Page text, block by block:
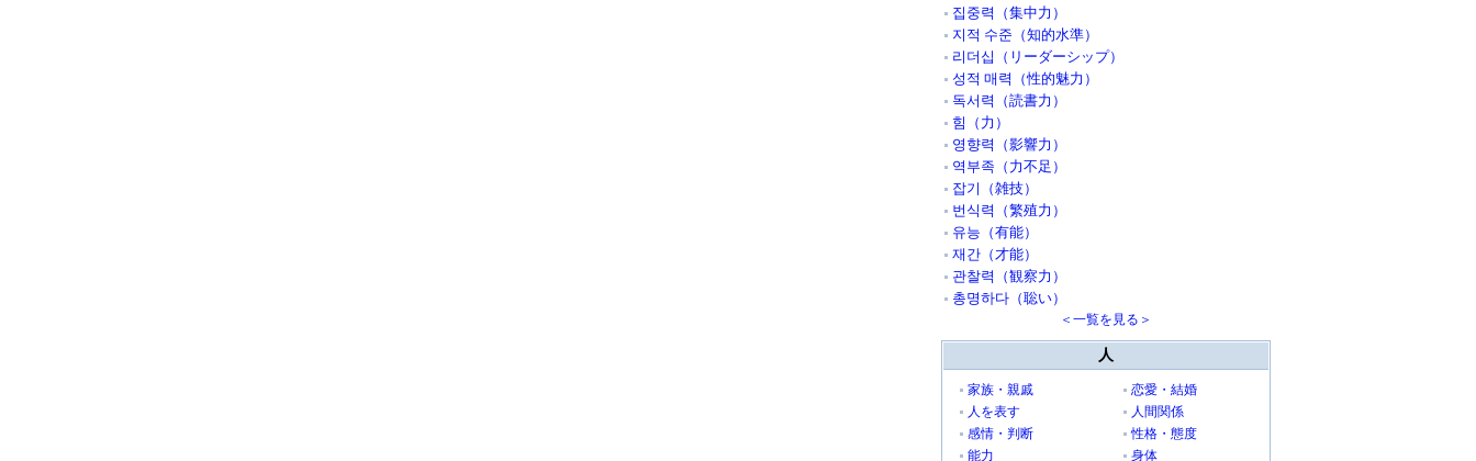
집중력（集中力）
지적 수준（知的水準）
리더십（リーダーシップ）
성적 매력（性的魅力）
독서력（読書力）
힘（力）
영향력（影響力）
역부족（力不足）
잡기（雑技）
번식력（繁殖力）
유능（有能）
재간（才能）
관찰력（観察力）
총명하다（聡い）
＜一覧を見る＞
人
家族・親戚
恋愛・結婚
人を表す
人間関係
感情・判断
性格・態度
能力
身体